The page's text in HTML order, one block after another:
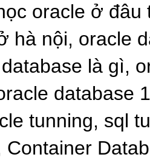
oracle ở
hà nội, oracle
là gì,
database
tunning, sql
Container